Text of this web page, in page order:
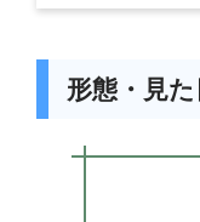
形態・見